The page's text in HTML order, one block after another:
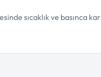
sıcaklık ve basınca